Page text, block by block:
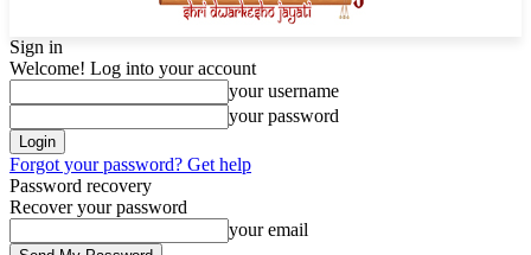
Sign in
Welcome! Log into your account
your username
your password
Forgot your password? Get help
Password recovery
Recover your password
your email